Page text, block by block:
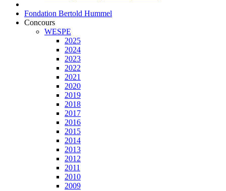
Fondation Bertold Hummel
Concours
WESPE
2025
2024
2023
2022
2021
2020
2019
2018
2017
2016
2015
2014
2013
2012
2011
2010
2009